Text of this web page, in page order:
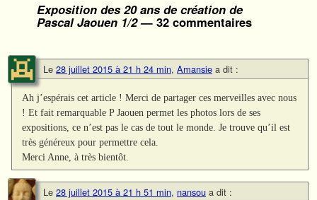
Exposition des 20 ans de création de
Pascal Jaouen 1/2— 32 commentaires
Le 28 juillet 2015 à 21 h 24 min, Amansie a dit :
Ah j’espérais cet article ! Merci de partager ces merveilles avec nous
! Et fait remarquable P Jaouen permet les photos lors de ses
expositions, ce n’est pas le cas de tout le monde. Je trouve qu’il est
très généreux pour permettre cela.
Merci Anne, à très bientôt.
Le 28 juillet 2015 à 21 h 51 min, nansou a dit :